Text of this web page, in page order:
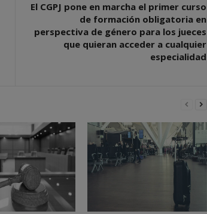
El CGPJ pone en marcha el primer curso
de formación obligatoria en
perspectiva de género para los jueces
que quieran acceder a cualquier
especialidad